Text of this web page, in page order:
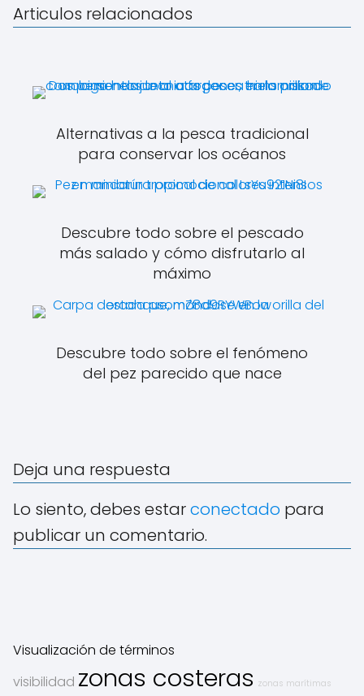
Articulos relacionados
Alternativas a la pesca tradicional
para conservar los océanos
Descubre todo sobre el pescado
más salado y cómo disfrutarlo al
máximo
Descubre todo sobre el fenómeno
del pez parecido que nace
Deja una respuesta
Lo siento, debes estarconectado para
publicar un comentario.
Visualización de términos
visibilidad zonas costeras zonas marítimas